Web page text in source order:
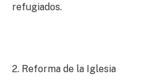
refugiados.
2. Reforma de la Iglesia